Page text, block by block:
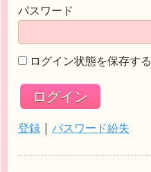
パスワード
ログイン状態を保存する
登録 | パスワード紛失